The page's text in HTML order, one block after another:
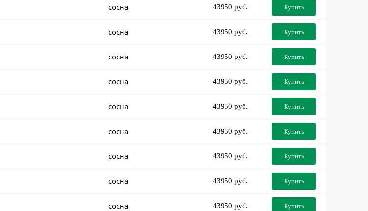
сосна 43950 руб. Купить
сосна 43950 руб. Купить
сосна 43950 руб. Купить
сосна 43950 руб. Купить
сосна 43950 руб. Купить
сосна 43950 руб. Купить
сосна 43950 руб. Купить
сосна 43950 руб. Купить
сосна 43950 руб. Купить